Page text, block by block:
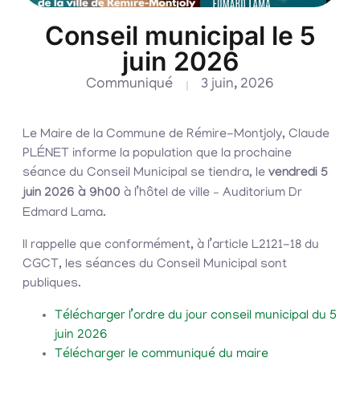
Conseil municipal le 5
juin 2026
Communiqué 3 juin, 2026
Le Maire de la Commune de Rémire-Montjoly, Claude
PLÉNET informe la population que la prochaine
séance du Conseil Municipal se tiendra, le vendredi 5
juin 2026 à 9h00 à l’hôtel de ville – Auditorium Dr
Edmard Lama.
Il rappelle que conformément, à l’article L2121-18 du
CGCT, les séances du Conseil Municipal sont
publiques.
Télécharger l’ordre du jour conseil municipal du 5
juin 2026
Télécharger le communiqué du maire